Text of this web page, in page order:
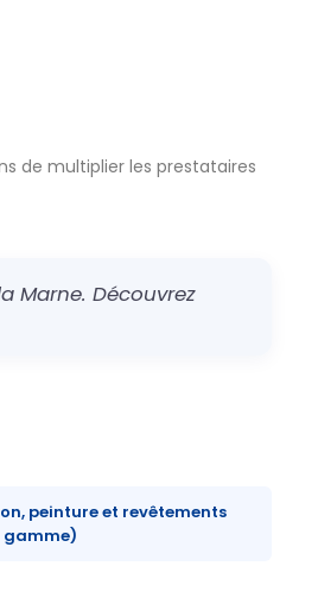
de multiplier les prestataires
Marne. Découvrez
peinture et revêtements